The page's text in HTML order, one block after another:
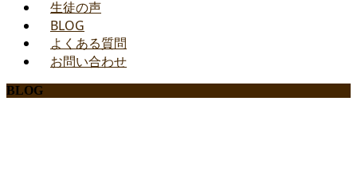
生徒の声
BLOG
よくある質問
お問い合わせ
BLOG